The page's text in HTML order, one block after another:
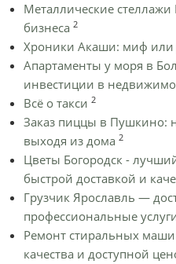
Металлические
бизнеса 2
Хроники Акаши: миф или
Апартаменты у моря в
инвестиции в
Всё о такси 2
Заказ пиццы в Пушкино:
выходя из дома 2
Цветы Богородск -
быстрой доставкой и
Грузчик Ярославль —
профессиональные
Ремонт стиральных
качества и доступной